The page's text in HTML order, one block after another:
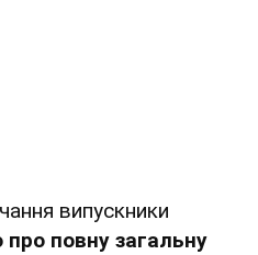
випускники
про повну загальну